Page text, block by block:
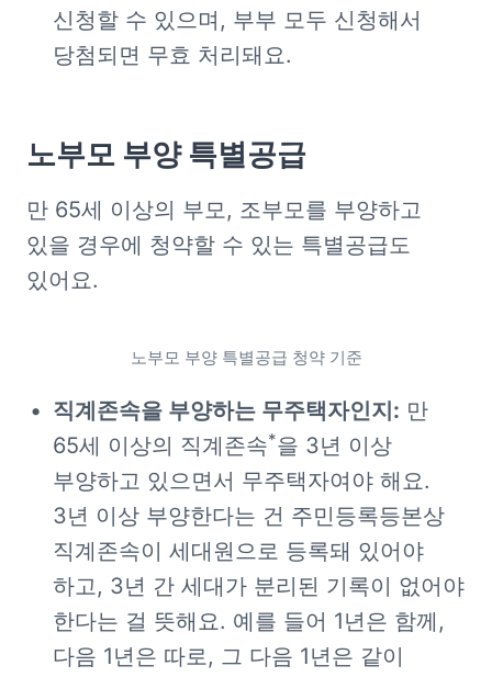
신청할 수 있으며, 부부 모두 신청해서
당첨되면 무효 처리돼요.
노부모 부양 특별공급
만 65세 이상의 부모, 조부모를 부양하고
있을 경우에 청약할 수 있는 특별공급도
있어요.
노부모 부양 특별공급 청약 기준
직계존속을 부양하는 무주택자인지: 만
65세 이상의 직계존속*을 3년 이상
부양하고 있으면서 무주택자여야 해요.
3년 이상 부양한다는 건 주민등록등본상
직계존속이 세대원으로 등록돼 있어야
하고, 3년 간 세대가 분리된 기록이 없어야
한다는 걸 뜻해요. 예를 들어 1년은 함께,
다음 1년은 따로, 그 다음 1년은 같이